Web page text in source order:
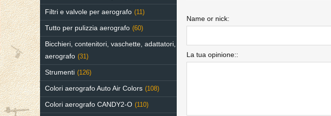
Filtri e valvole per aerografo (11)
Tutto per pulizzia aerografo (60)
Bicchieri, contenitori, vaschette, adattatori,
aerografo (31)
Strumenti (126)
Colori aerografo Auto Air Colors (108)
Colori aerografo CANDY2-O (110)
Name or nick:
La tua opinione::